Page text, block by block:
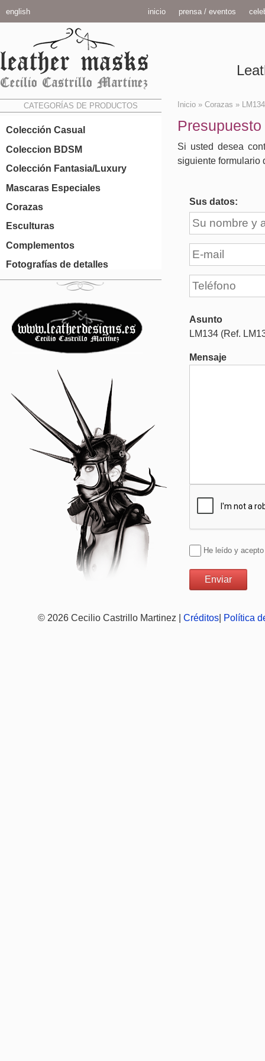
english inicio prensa / eventos
CATEGORÍAS DE PRODUCTOS
Colección Casual
Coleccion BDSM
Colección Fantasia/Luxury
Mascaras Especiales
Corazas
Esculturas
Complementos
Fotografías de detalles
Inicio » Corazas » LM134
Si usted desea
siguiente formulario
Sus datos:
Asunto
LM134 (Ref.
Mensaje
He leído y
© 2026 Cecilio Castrillo Martinez | Créditos Política